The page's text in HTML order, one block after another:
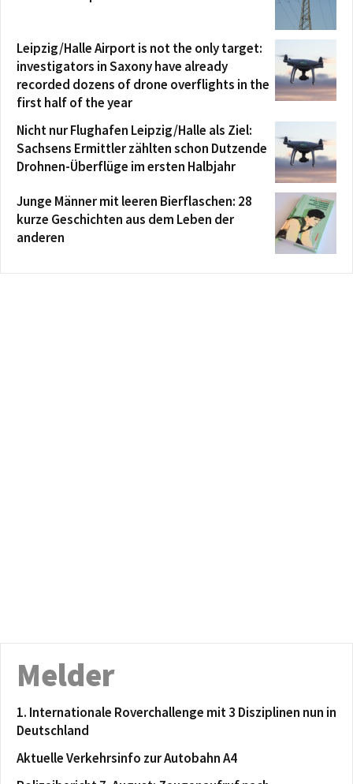
Leipzig/Halle Airport is not the only target:
investigators in Saxony have already
recorded dozens of drone overflights in the
first half of the year
Nicht nur Flughafen Leipzig/Halle als Ziel:
Sachsens Ermittler zählten schon Dutzende
Drohnen-Überflüge im ersten Halbjahr
Junge Männer mit leeren Bierflaschen: 28
kurze Geschichten aus dem Leben der
anderen
Melder
1. Internationale Roverchallenge mit 3 Disziplinen nun in
Deutschland
Aktuelle Verkehrsinfo zur Autobahn A4